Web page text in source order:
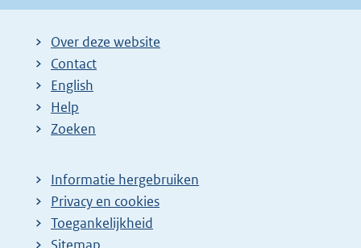
Over deze website
Contact
English
Help
Zoeken
Informatie hergebruiken
Privacy en cookies
Toegankelijkheid
Sitemap